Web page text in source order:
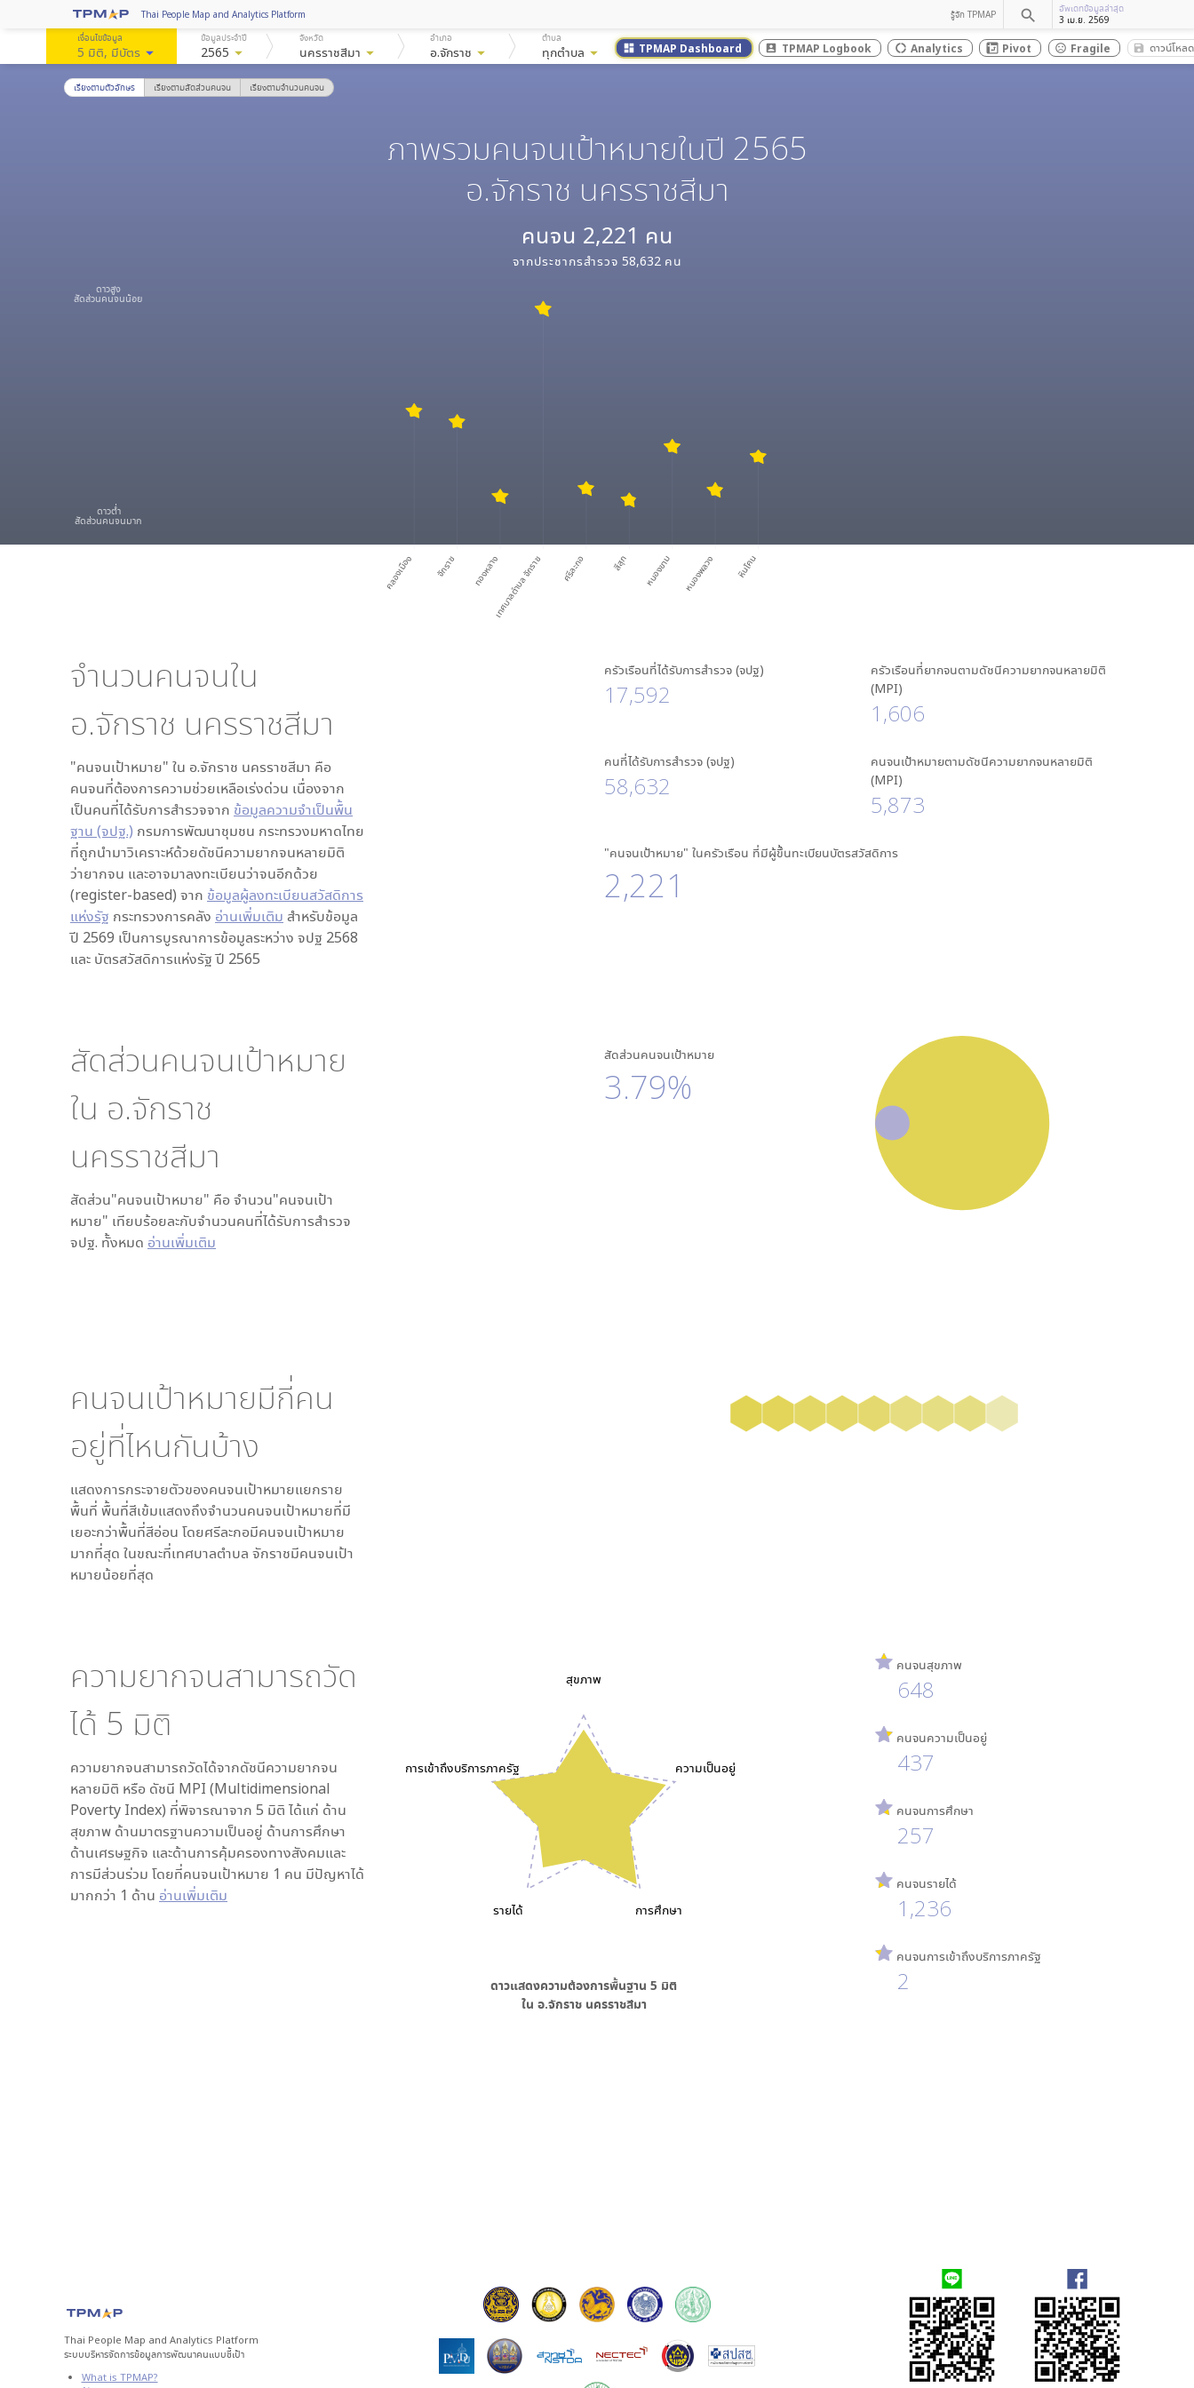
Thai People Map and Analytics Platform รู้จัก TPMAP search
อัพเดทข้อมูลล่าสุด
3 เม.ย. 2569
เงื่อนไขข้อมูล
5 มิติ, มีบัตรarrow_drop_down
ข้อมูลประจำปี
2565 arrow_drop_down
จังหวัด
นครราชสีมา arrow_drop_down
อำเภอ
อ.จักราช arrow_drop_down
ตำบล
ทุกตำบล arrow_drop_down dashboard TPMAP Dashboard account_box TPMAP Logbook donut_large Analytics Pivot sentiment_dissatisfied Fragile ดาวน์โหลด
เรียงตามตัวอักษร เรียงตามสัดส่วนคนจน เรียงตามจำนวนคนจน
ภาพรวมคนจนเป้าหมายในปี 2565
อ.จักราช นครราชสีมา
คนจน 2,221 คน
จากประชากรสำรวจ 58,632 คน
คลองเมือง จักราช ทองหลางเทศบาลตำบล จักราช ศรีละกอ สีสุก หนองขาม หนองพลวง หินโคน
ดาวสูง
สัดส่วนคนจนน้อย
ดาวต่ำ
สัดส่วนคนจนมาก
จำนวนคนจนใน
อ.จักราช นครราชสีมา
"คนจนเป้าหมาย" ใน อ.จักราช นครราชสีมา คือ
คนจนที่ต้องการความช่วยเหลือเร่งด่วน เนื่องจาก
เป็นคนที่ได้รับการสำรวจจาก ข้อมูลความจำเป็นพื้น
ฐาน (จปฐ.) กรมการพัฒนาชุมชน กระทรวงมหาดไทย
ที่ถูกนำมาวิเคราะห์ด้วยดัชนีความยากจนหลายมิติ
ว่ายากจน และอาจมาลงทะเบียนว่าจนอีกด้วย
(register-based) จาก ข้อมูลผู้ลงทะเบียนสวัสดิการ
แห่งรัฐ กระทรวงการคลัง อ่านเพิ่มเติม สำหรับข้อมูล
ปี 2569 เป็นการบูรณาการข้อมูลระหว่าง จปฐ 2568
และ บัตรสวัสดิการแห่งรัฐ ปี 2565
ครัวเรือนที่ได้รับการสำรวจ (จปฐ)
17,592
ครัวเรือนที่ยากจนตามดัชนีความยากจนหลายมิติ
(MPI)
1,606
คนที่ได้รับการสำรวจ (จปฐ)
58,632
คนจนเป้าหมายตามดัชนีความยากจนหลายมิติ
(MPI)
5,873
"คนจนเป้าหมาย" ในครัวเรือน ที่มีผู้ขึ้นทะเบียนบัตรสวัสดิการ
2,221
สัดส่วนคนจนเป้าหมาย
ใน อ.จักราช
นครราชสีมา
สัดส่วน"คนจนเป้าหมาย" คือ จำนวน"คนจนเป้า
หมาย" เทียบร้อยละกับจำนวนคนที่ได้รับการสำรวจ
จปฐ. ทั้งหมด อ่านเพิ่มเติม
สัดส่วนคนจนเป้าหมาย
3.79%
คนจนเป้าหมายมีกี่คน
อยู่ที่ไหนกันบ้าง
แสดงการกระจายตัวของคนจนเป้าหมายแยกราย
พื้นที่ พื้นที่สีเข้มแสดงถึงจำนวนคนจนเป้าหมายที่มี
เยอะกว่าพื้นที่สีอ่อน โดยศรีละกอมีคนจนเป้าหมาย
มากที่สุด ในขณะที่เทศบาลตำบล จักราชมีคนจนเป้า
หมายน้อยที่สุด
ความยากจนสามารถวัด
ได้ 5 มิติ
ความยากจนสามารถวัดได้จากดัชนีความยากจน
หลายมิติ หรือ ดัชนี MPI (Multidimensional
Poverty Index) ที่พิจารณาจาก 5 มิติ ได้แก่ ด้าน
สุขภาพ ด้านมาตรฐานความเป็นอยู่ ด้านการศึกษา
ด้านเศรษฐกิจ และด้านการคุ้มครองทางสังคมและ
การมีส่วนร่วม โดยที่คนจนเป้าหมาย 1 คน มีปัญหาได้
มากกว่า 1 ด้าน อ่านเพิ่มเติม
สุขภาพ
ความเป็นอยู่
การศึกษา
รายได้
การเข้าถึงบริการภาครัฐ
ดาวแสดงความต้องการพื้นฐาน 5 มิติ
ใน อ.จักราช นครราชสีมา
คนจนสุขภาพ
648
คนจนความเป็นอยู่
437
คนจนการศึกษา
257
คนจนรายได้
1,236
คนจนการเข้าถึงบริการภาครัฐ
2
Thai People Map and Analytics Platform
ระบบบริหารจัดการข้อมูลการพัฒนาคนแบบชี้เป้า
What is TPMAP?